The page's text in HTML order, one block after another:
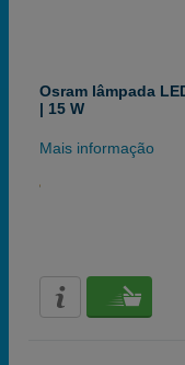
Osram lâmpada
| 15 W
Mais informação